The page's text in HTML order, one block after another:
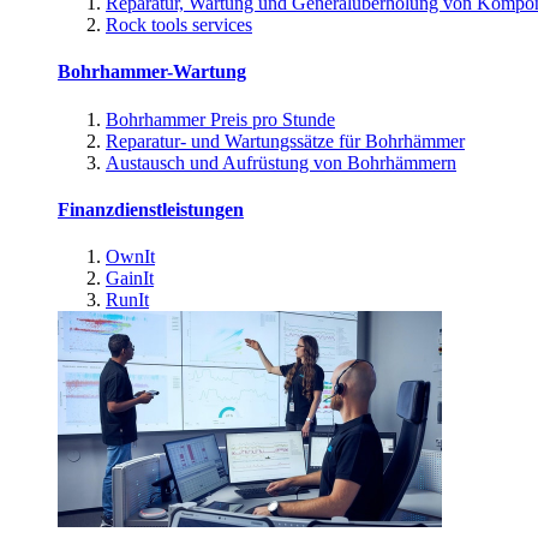
Rock tools services
Bohrhammer-Wartung
Bohrhammer Preis pro Stunde
Reparatur- und Wartungssätze für Bohrhämmer
Austausch und Aufrüstung von Bohrhämmern
Finanzdienstleistungen
OwnIt
GainIt
RunIt